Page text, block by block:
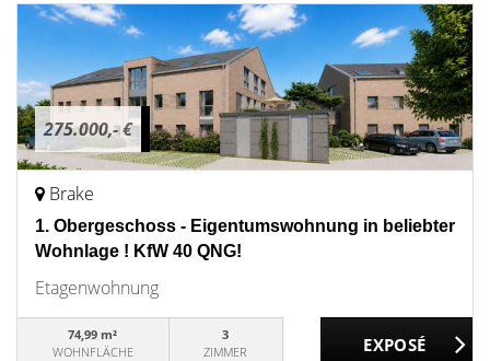
275.000,- €
Brake
1. Obergeschoss - Eigentumswohnung in beliebter
Wohnlage ! KfW 40 QNG!
Etagenwohnung
74,99 m²
WOHNFLÄCHE
3
ZIMMER